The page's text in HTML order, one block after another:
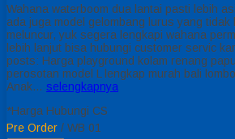
Wahana waterboom dua lantai pasti lebih
ada juga model gelombang lurus yang tidak
meluncur, yuk segera lengkapi wahana
lebih lanjut bisa hubungi customer servic
posts: Harga playground kolam renang
perosotan model L lengkap murah bali
Anak… selengkapnya
*Harga Hubungi CS
Pre Order / WB 01